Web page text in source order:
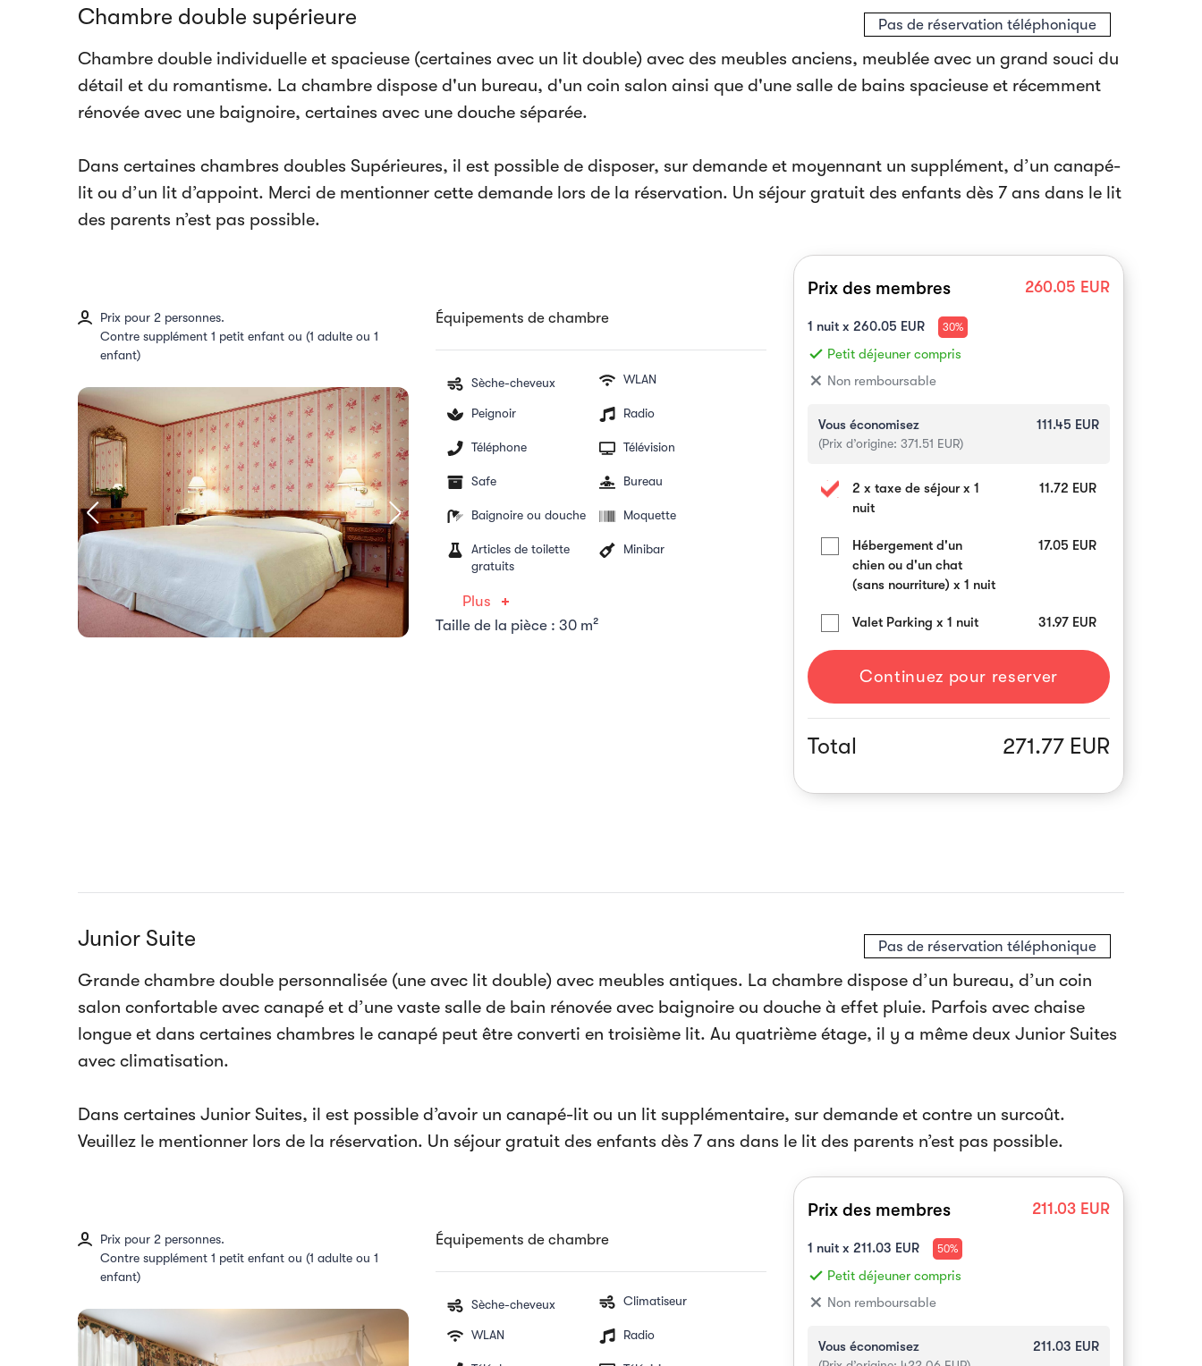
Chambre double supérieure Pas de réservation téléphonique
Chambre double individuelle et spacieuse (certaines avec un lit double) avec des meubles anciens, meublée avec un grand souci du
détail et du romantisme. La chambre dispose d'un bureau, d'un coin salon ainsi que d'une salle de bains spacieuse et récemment
rénovée avec une baignoire, certaines avec une douche séparée.
Dans certaines chambres doubles Supérieures, il est possible de disposer, sur demande et moyennant un supplément, d’un canapé-
lit ou d’un lit d’appoint. Merci de mentionner cette demande lors de la réservation. Un séjour gratuit des enfants dès 7 ans dans le lit
des parents n’est pas possible.
Prix pour 2 personnes.
Contre supplément 1 petit enfant ou (1 adulte ou 1
enfant)
Équipements de chambre
Sèche-cheveux WLAN
Peignoir Radio
Téléphone Télévision
Safe Bureau
Baignoire ou douche Moquette
Articles de toilette
gratuits
Minibar
Plus
Taille de la pièce : 30 m²
Prix des membres 260.05 EUR
1 nuit x 260.05 EUR 30%
done Petit déjeuner compris
close Non remboursable
Vous économisez 111.45 EUR
(Prix d’origine: 371.51 EUR)
2 x taxe de séjour x 1
nuit
11.72 EUR
Hébergement d'un
chien ou d'un chat
(sans nourriture) x 1 nuit
17.05 EUR
Valet Parking x 1 nuit 31.97 EUR
Continuez pour reserver
Total 271.77 EUR
Junior Suite Pas de réservation téléphonique
Grande chambre double personnalisée (une avec lit double) avec meubles antiques. La chambre dispose d’un bureau, d’un coin
salon confortable avec canapé et d’une vaste salle de bain rénovée avec baignoire ou douche à effet pluie. Parfois avec chaise
longue et dans certaines chambres le canapé peut être converti en troisième lit. Au quatrième étage, il y a même deux Junior Suites
avec climatisation.
Dans certaines Junior Suites, il est possible d’avoir un canapé-lit ou un lit supplémentaire, sur demande et contre un surcoût.
Veuillez le mentionner lors de la réservation. Un séjour gratuit des enfants dès 7 ans dans le lit des parents n’est pas possible.
Prix pour 2 personnes.
Contre supplément 1 petit enfant ou (1 adulte ou 1
enfant)
Équipements de chambre
Sèche-cheveux Climatiseur
WLAN Radio
Prix des membres 211.03EUR
1 nuit x 211.03 EUR 50%
done Petit déjeuner compris
close Non remboursable
Vous économisez 211.03 EUR